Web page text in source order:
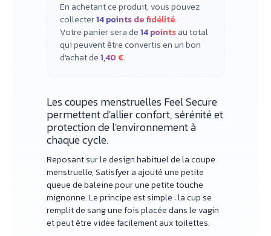
En achetant ce produit, vous pouvez
collecter14points de fidélité.
Votre panier sera de14pointsau total
qui peuvent être convertis en un bon
d'achat de1,40 €.
Les coupes menstruelles Feel Secure
permettent d'allier confort, sérénité et
protection de l'environnement à
chaque cycle.
Reposant sur le design habituel de la coupe
menstruelle, Satisfyer a ajouté une petite
queue de baleine pour une petite touche
mignonne. Le principe est simple : la cup se
remplit de sang une fois placée dans le vagin
et peut être vidée facilement aux toilettes.